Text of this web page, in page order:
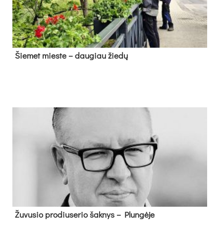
Šie­met mies­te – dau­giau žie­dų
Žu­vu­sio pro­diu­se­rio šak­nys – Plun­gė­je